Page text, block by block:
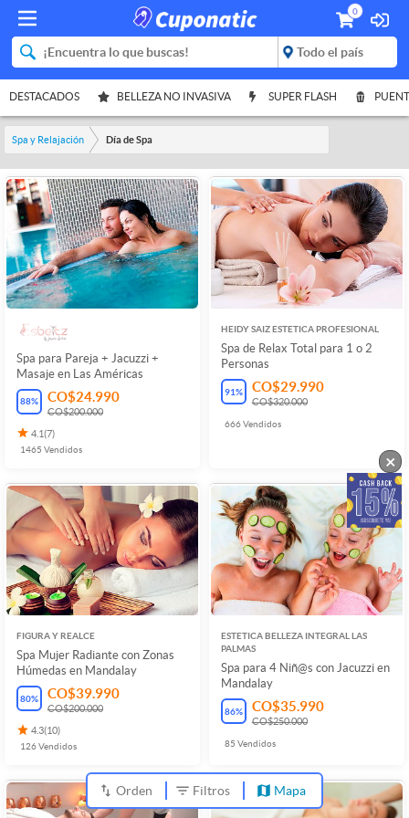
0
DESTACADOS BELLEZA NO INVASIVA SUPER FLASH
Spa y Relajación Día de Spa
Spa para Pareja + Jacuzzi +
Masaje en Las Américas
88% CO$24.990
CO$200.000
4.1(7)
1465 Vendidos
HEIDY SAIZ ESTETICA PROFESIONAL
Spa de Relax Total para 1 o 2
Personas
91% CO$29.990
CO$320.000
666Vendidos
FIGURA Y REALCE
Spa Mujer Radiante con Zonas
Húmedas en Mandalay
80% CO$39.990
CO$200.000
4.3(10)
126Vendidos
ESTETICA BELLEZA INTEGRAL LAS
PALMAS
Spa para 4 Niñ@s con Jacuzzi en
Mandalay
86% CO$35.990
CO$250.000
85 Vendidos
Orden Filtros Mapa
×